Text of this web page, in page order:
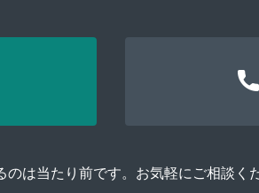
は当たり前です。お気軽にご相談くだ